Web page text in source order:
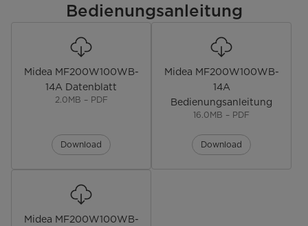
Restlauf-Zeitanzeige
Programmstatus-Anzeige
Drehknopf & Touch Control
Startzeitvorwahl [Std.]
Temperatur einstellbar
Bedienungsanleitung
Midea MF200W100WB-
14A Datenblatt
2.0MB – PDF
Download
Midea MF200W100WB-
14A
Bedienungsanleitung
16.0MB – PDF
Download
Midea MF200W100WB-